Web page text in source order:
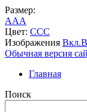
Размер:
AAA
Цвет: CCC
Изображения Вкл.
Обычная версия
Главная
Поиск